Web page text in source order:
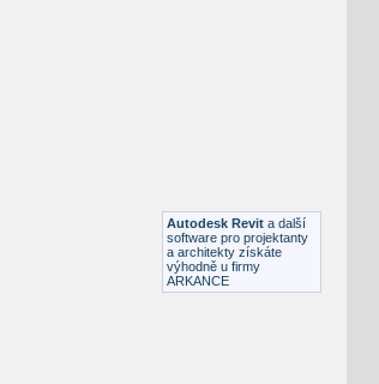
Autodesk Revit a další
software pro projektanty
a architekty získáte
výhodně u firmy
ARKANCE